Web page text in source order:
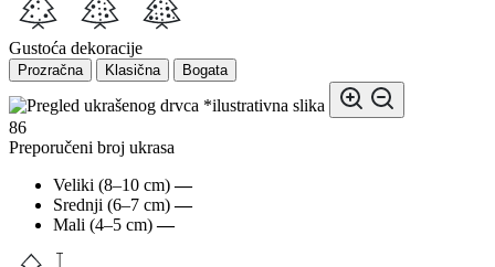
Gustoća dekoracije
Prozračna Klasična Bogata
*ilustrativna slika
86
Preporučeni broj ukrasa
Veliki (8–10 cm) —
Srednji (6–7 cm) —
Mali (4–5 cm) —